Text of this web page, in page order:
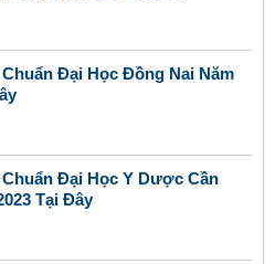
Đại Học Đồng Nai Năm
Đại Học Y Dược Cần
Tại Đây